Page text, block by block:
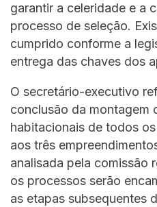
garantir a celeridade e a
processo de seleção.
cumprido conforme a
entrega das chaves dos
O secretário-executivo
conclusão da montagem
habitacionais de todos
aos três
analisada pela comissão
os processos serão
as etapas subsequentes